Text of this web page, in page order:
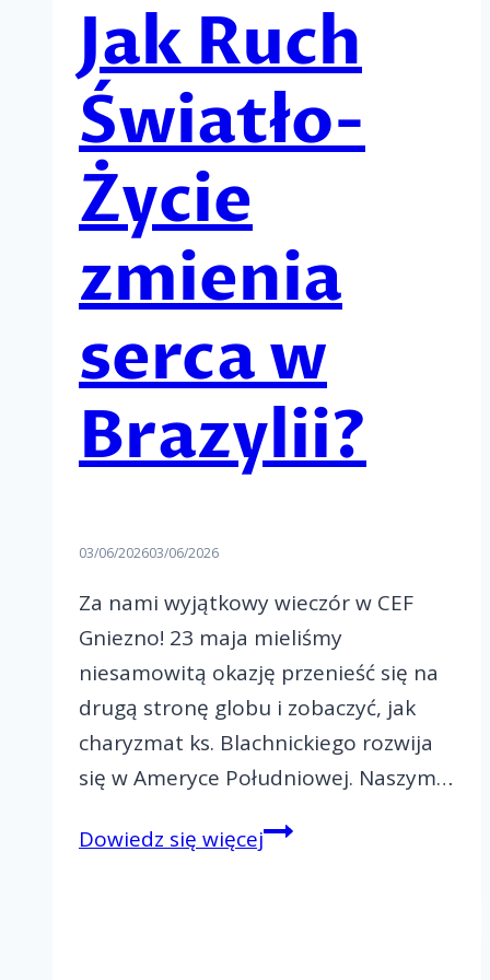
Jak Ruch
Światło-
Życie
zmienia
serca w
Brazylii?
03/06/202603/06/2026
Za nami wyjątkowy wieczór w CEF
Gniezno! 23 maja mieliśmy
niesamowitą okazję przenieść się na
drugą stronę globu i zobaczyć, jak
charyzmat ks. Blachnickiego rozwija
się w Ameryce Południowej. Naszym…
Dowiedz się więcejJak